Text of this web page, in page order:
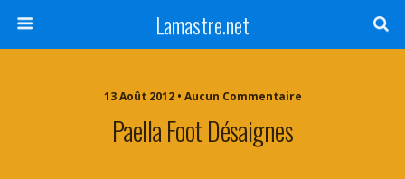
Lamastre.net
13 Août 2012 • Aucun Commentaire
Paella Foot Désaignes